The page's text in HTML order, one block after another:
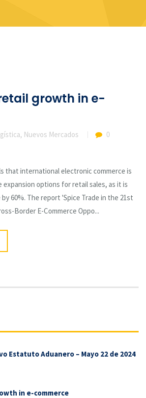
growth in e-
, Nuevos Mercados
0
that international electronic commerce is
options for retail sales, as it is
60%. The report 'Spice Trade in the 21st
Border E-Commerce Oppo...
Estatuto Aduanero – Mayo 22 de 2024
in e-commerce